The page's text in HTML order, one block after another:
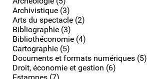
Archivistique (3)
Arts du spectacle (2)
Bibliographie (3)
Bibliothéconomie (4)
Cartographie (5)
Documents et formats numériques (5)
Droit, économie et gestion (6)